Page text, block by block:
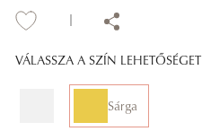
VÁLASSZA A SZÍN LEHETŐSÉGET
Sárga